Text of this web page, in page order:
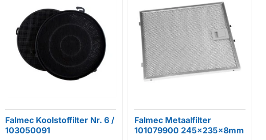
Falmec Koolstoffilter Nr. 6 /
103050091
Falmec Metaalfilter
101079900 245x235x8mm